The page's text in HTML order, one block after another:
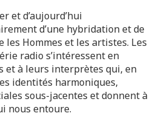
et d’aujourd’hui
d’une hybridation et de
Hommes et les artistes. Les
radio s’intéressent en
et à leurs interprètes qui, en
identités harmoniques,
sous-jacentes et donnent à
nous entoure.